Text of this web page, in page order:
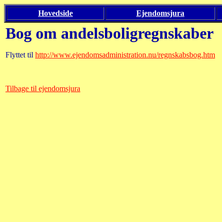
Hovedside Ejendomsjura
Bog om andelsboligregnskaber
Flyttet til http://www.ejendomsadministration.nu/regnskabsbog.htm
Tilbage til ejendomsjura